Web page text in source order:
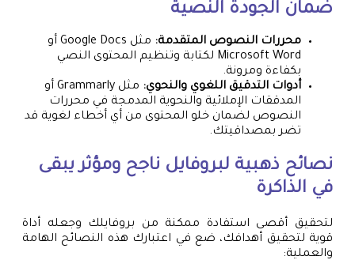
ضمان الجودة النصية
محررات النصوص المتقدمة:
مثل Google Docs أو
Microsoft Word لكتابة وتنظيم المحتوى النصي
بكفاءة ومرونة.
أدوات التدقيق اللغوي والنحوي:
مثل Grammarly أو
المدققات الإملائية والنحوية المدمجة في محررات
النصوص لضمان خلو المحتوى من أي أخطاء لغوية قد
تضر بمصداقيتك.
نصائح ذهبية لبروفايل ناجح ومؤثر يبقى
في الذاكرة
لتحقيق أقصى استفادة ممكنة من بروفايلك وجعله أداة
قوية لتحقيق أهدافك، ضع في اعتبارك هذه النصائح الهامة
والعملية: